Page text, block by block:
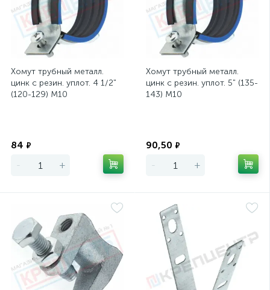
Хомут трубный металл.
цинк с резин. уплот. 4 1/2"
(120-129) М10
84 ₽
- +
Хомут трубный металл.
цинк с резин. уплот. 5" (135-
143) М10
90,50 ₽
- +